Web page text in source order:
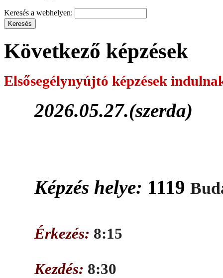
Keresés a webhelyen:
Következő képzések
Elsősegélynyújtó képzések
2026.05.27.(szerda)
Képzés helye: 1119
Érkezés: 8:15
Kezdés: 8:30